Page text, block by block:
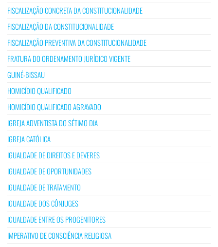
FISCALIZAÇÃO CONCRETA DA CONSTITUCIONALIDADE
FISCALIZAÇÃO DA CONSTITUCIONALIDADE
FISCALIZAÇÃO PREVENTIVA DA CONSTITUCIONALIDADE
FRATURA DO ORDENAMENTO JURÍDICO VIGENTE
GUINÉ-BISSAU
HOMICÍDIO QUALIFICADO
HOMICÍDIO QUALIFICADO AGRAVADO
IGREJA ADVENTISTA DO SÉTIMO DIA
IGREJA CATÓLICA
IGUALDADE DE DIREITOS E DEVERES
IGUALDADE DE OPORTUNIDADES
IGUALDADE DE TRATAMENTO
IGUALDADE DOS CÔNJUGES
IGUALDADE ENTRE OS PROGENITORES
IMPERATIVO DE CONSCIÊNCIA RELIGIOSA